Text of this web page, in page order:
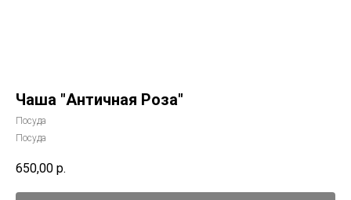
Чаша "Античная Роза"
Посуда
Посуда
650,00 р.